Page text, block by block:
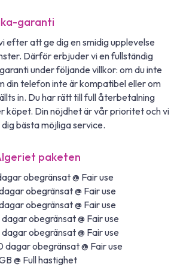
garanti
efter att ge dig en smidig upplevelse
Därför erbjuder vi en fullständig
under följande villkor: om du inte
din telefon inte är kompatibel eller om
in. Du har rätt till full återbetalning
köpet. Din nöjdhet är vår prioritet och vi
bästa möjliga service.
paketen
obegränsat @ Fair use
obegränsat @ Fair use
obegränsat @ Fair use
obegränsat @ Fair use
obegränsat @ Fair use
obegränsat @ Fair use
@ Full hastighet